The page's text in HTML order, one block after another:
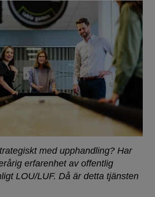
med upphandling? Har
erfarenhet av offentlig
LOU/LUF. Då är detta tjänsten